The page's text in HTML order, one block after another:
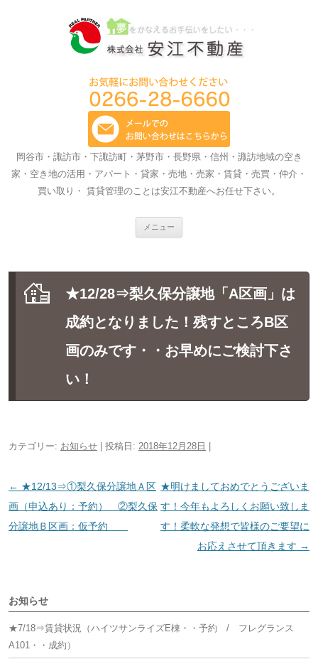
岡谷市・諏訪市・下諏訪町・茅野市・長野県・信州・諏訪地域の空き
家・空き地の活用・アパート・貸家・売地・売家・賃貸・売買・仲介・
買い取り・ 賃貸管理のことは安江不動産へお任せ下さい。
メニュー
へ
キ
ッ
★12/28⇒梨久保分譲地「A区画」は
成約となりました！残すところB区
画のみです・・お早めにご検討下さ
い！
カテゴリー: お知らせ | 投稿日: 2018年12月28日
投
稿
ナ
シ
ョ
ン
← ★12/13⇒①梨久保分譲地Ａ区
画（申込あり：予約） ②梨久保
分譲地Ｂ区画：仮予約
★明けましておめでとうございま
す！今年もよろしくお願い致しま
す！柔軟な発想で皆様のご要望に
お応えさせて頂きます →
お知らせ
★7/18⇒賃貸状況（ハイツサンライズE棟・・予約 / フレグランス
A101・・成約）